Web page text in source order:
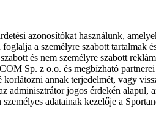
azonosítókat használunk,
a személyre szabott tartalmak
és nem személyre szabott
Sp. z o.o. és megbízható
annak terjedelmét, vagy
jogos érdekén alapul,
adatainak kezelője a